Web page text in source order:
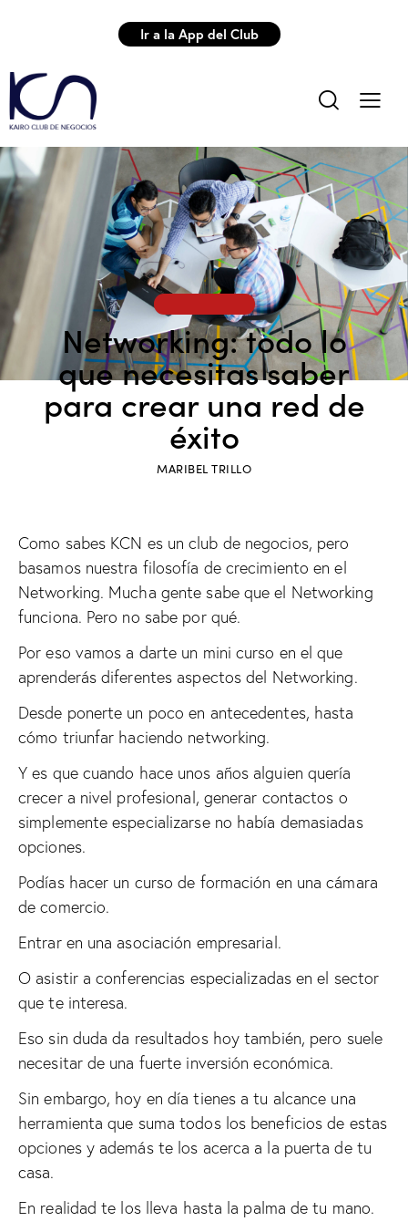
Ir a la App del Club
Networking: todo lo
que necesitas saber
para crear una red de
éxito
MARIBEL TRILLO
Como sabes KCN es un club de negocios, pero
basamos nuestra filosofía de crecimiento en el
Networking. Mucha gente sabe que el Networking
funciona. Pero no sabe por qué.
Por eso vamos a darte un mini curso en el que
aprenderás diferentes aspectos del Networking.
Desde ponerte un poco en antecedentes, hasta
cómo triunfar haciendo networking.
Y es que cuando hace unos años alguien quería
crecer a nivel profesional, generar contactos o
simplemente especializarse no había demasiadas
opciones.
Podías hacer un curso de formación en una cámara
de comercio.
Entrar en una asociación empresarial.
O asistir a conferencias especializadas en el sector
que te interesa.
Eso sin duda da resultados hoy también, pero suele
necesitar de una fuerte inversión económica.
Sin embargo, hoy en día tienes a tu alcance una
herramienta que suma todos los beneficios de estas
opciones y además te los acerca a la puerta de tu
casa.
En realidad te los lleva hasta la palma de tu mano.